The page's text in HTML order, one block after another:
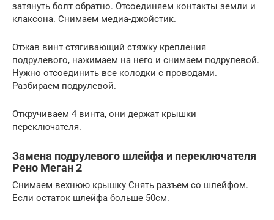
затянуть болт обратно. Отсоединяем контакты земли и
клаксона. Снимаем медиа-джойстик.
Отжав винт стягивающий стяжку крепления
подрулевого, нажимаем на него и снимаем подрулевой.
Нужно отсоединить все колодки с проводами.
Разбираем подрулевой.
Откручиваем 4 винта, они держат крышки
переключателя.
Замена подрулевого шлейфа и переключателя
Рено Меган 2
Снимаем вехнюю крышку Снять разъем со шлейфом.
Если остаток шлейфа больше 50см.